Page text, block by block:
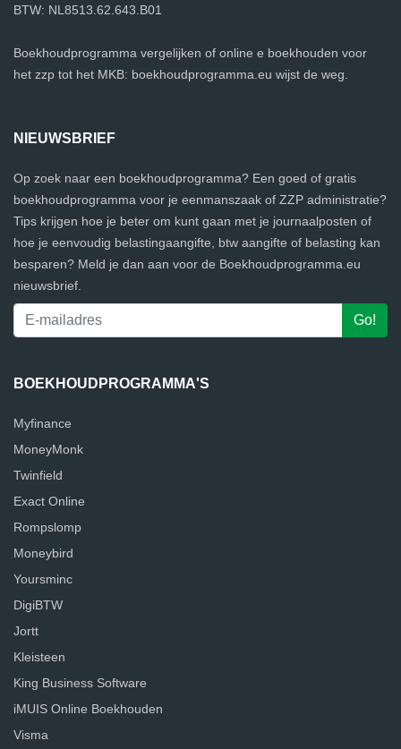
BTW: NL8513.62.643.B01
Boekhoudprogramma vergelijken of online e boekhouden voor
het zzp tot het MKB: boekhoudprogramma.eu wijst de weg.
NIEUWSBRIEF
Op zoek naar een boekhoudprogramma? Een goed of gratis
boekhoudprogramma voor je eenmanszaak of ZZP administratie?
Tips krijgen hoe je beter om kunt gaan met je journaalposten of
hoe je eenvoudig belastingaangifte, btw aangifte of belasting kan
besparen? Meld je dan aan voor de Boekhoudprogramma.eu
nieuwsbrief.
BOEKHOUDPROGRAMMA'S
Myfinance
MoneyMonk
Twinfield
Exact Online
Rompslomp
Moneybird
Yoursminc
DigiBTW
Jortt
Kleisteen
King Business Software
iMUIS Online Boekhouden
Visma